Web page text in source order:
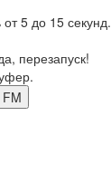
5 до 15 секунд.
перезапуск!
FM